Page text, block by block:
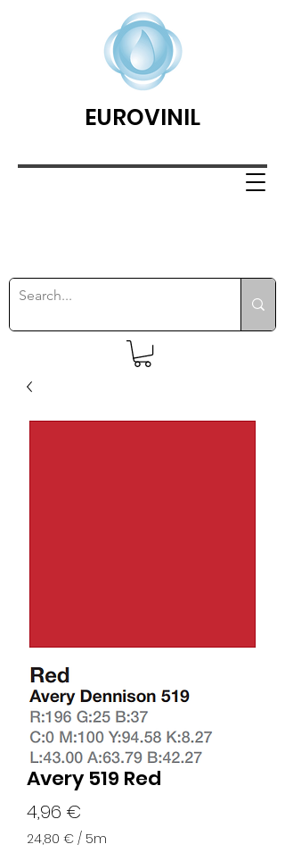
EUROVINIL
Avery 519 Red
4,96 €
24,80 € / 5m